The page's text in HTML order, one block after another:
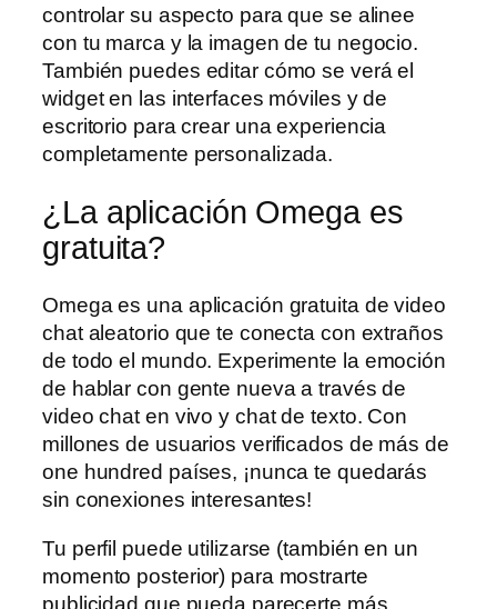
controlar su aspecto para que se alinee
con tu marca y la imagen de tu negocio.
También puedes editar cómo se verá el
widget en las interfaces móviles y de
escritorio para crear una experiencia
completamente personalizada.
¿La aplicación Omega es
gratuita?
Omega es una aplicación gratuita de video
chat aleatorio que te conecta con extraños
de todo el mundo. Experimente la emoción
de hablar con gente nueva a través de
video chat en vivo y chat de texto. Con
millones de usuarios verificados de más de
one hundred países, ¡nunca te quedarás
sin conexiones interesantes!
Tu perfil puede utilizarse (también en un
momento posterior) para mostrarte
publicidad que pueda parecerte más